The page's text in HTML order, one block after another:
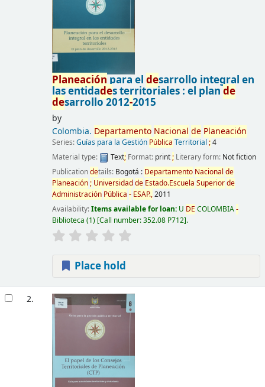
Planeación para el desarrollo integral en
las entidades territoriales : el plan de
desarrollo 2012-2015
by
Colombia. Departamento Nacional de Planeación
Series:Guías para la Gestión Pública Territorial ;4
Material type:
Text;Format: print;Literary form: Not fiction
Publicationdetails: Bogotá : Departamento Nacional de
Planeación; Universidadde Estado.Escuela Superiorde
Administración Pública - ESAP.,2011
Availability:Items available for loan: U DE COLOMBIA-
Biblioteca (1) Call number:352.08 P712 .
Place hold
2.